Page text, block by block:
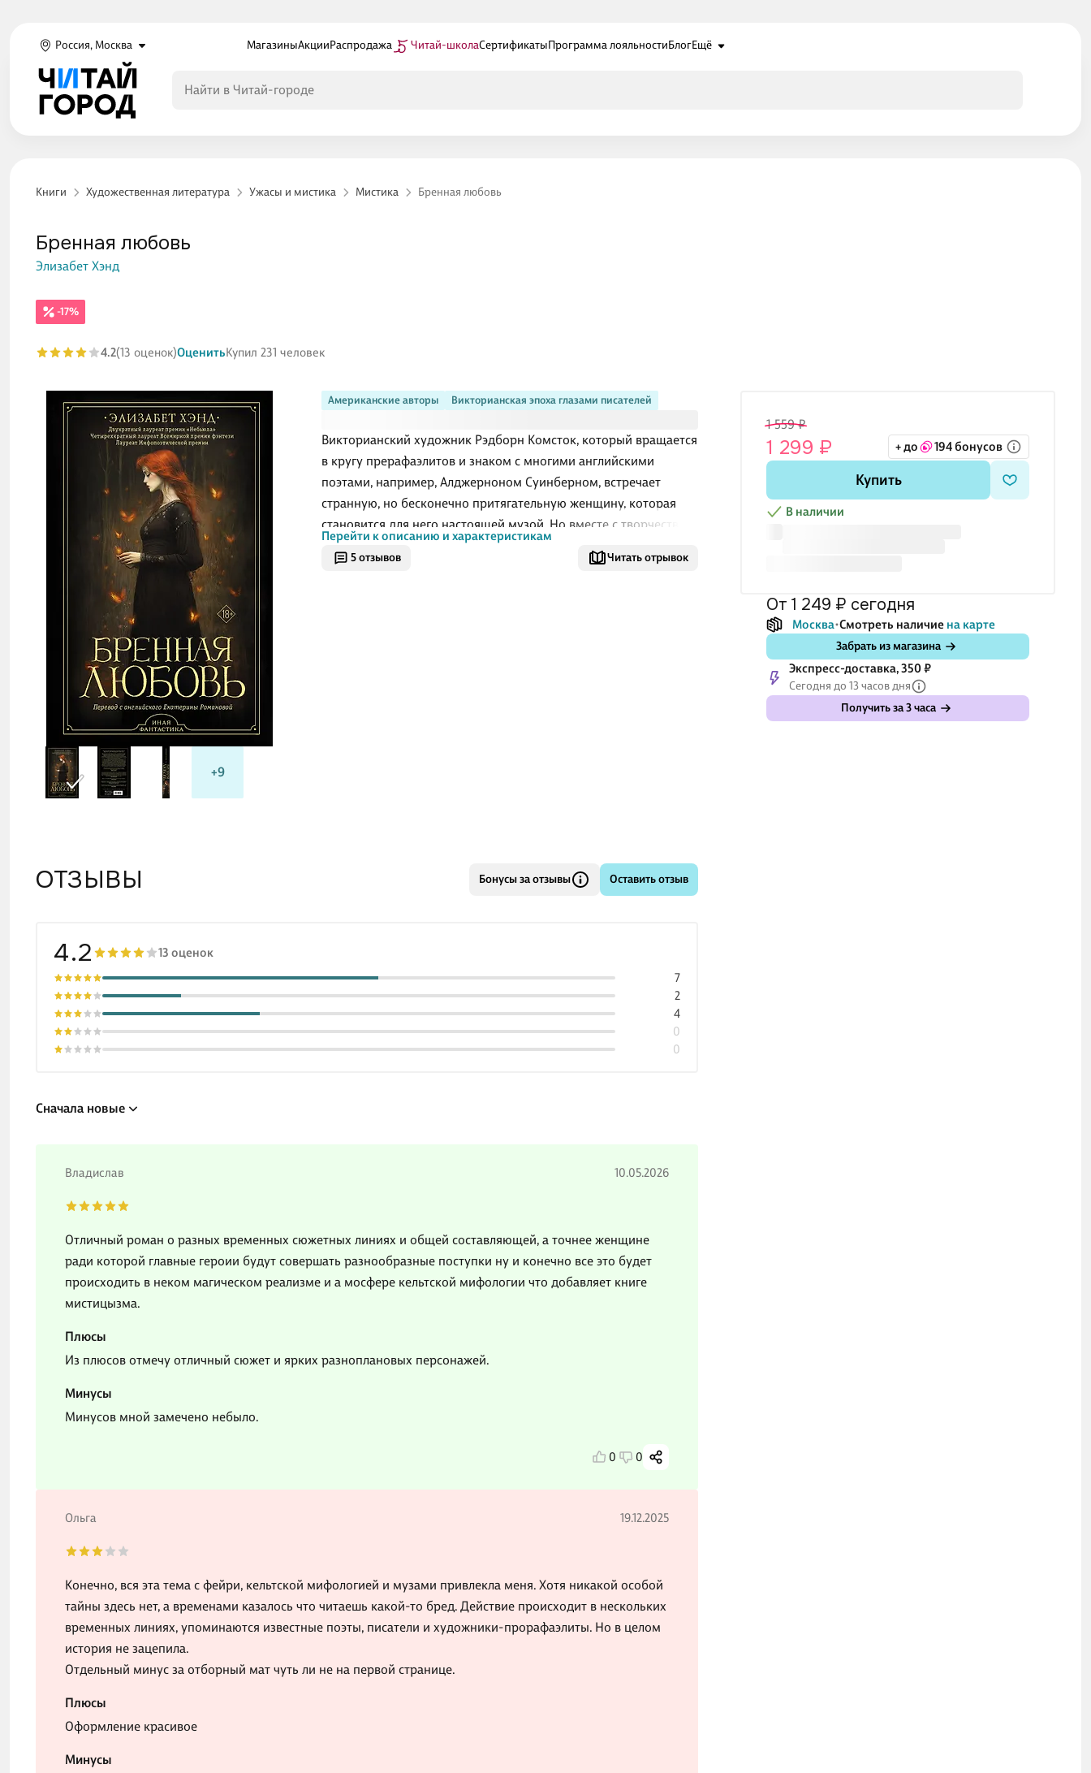
Россия, Москва МагазиныАкцииРаспродажа Читай-школаСертификатыПрограмма лояльностиБлогЕщё
Книги Художественная литература Ужасы и мистика Мистика Бренная любовь
+9
5 отзывов Читать отрывок
Американские авторы Викторианская эпоха глазами писателей
Викторианский художник Рэдборн Комсток, который вращается
в кругу прерафаэлитов и знаком с многими английскими
поэтами, например, Алджерноном Суинберном, встречает
странную, но бесконечно притягательную женщину, которая
становится для него настоящей музой. Но вместе с творчеством
в его жизнь властно вторгается сверхъестественное, а разум
постепенно омрачается безумием. В Лондоне 1990-х годов
Перейти к описанию и характеристикам
-17%
Бренная любовь
Элизабет Хэнд
4.2(13 оценок)ОценитьКупил 231 человек
1 559 ₽
1 299 ₽ + до 194 бонусов
Купить
В наличии
от 1 249 ₽ сегодня
Москва Смотреть наличие на карте
Забрать из магазина
Экспресс-доставка, 350 ₽
Сегодня до 13 часов дня
Получить за 3 часа
ОТЗЫВЫ Бонусы за отзывы Оставить отзыв
4.2 13 оценок
0
0
4
2
7
Сначала новые
Владислав 10.05.2026
Отличный роман о разных временных сюжетных линиях и общей составляющей, а точнее женщине
ради которой главные героии будут совершать разнообразные поступки ну и конечно все это будет
происходить в неком магическом реализме и а мосфере кельтской мифологии что добавляет книге
мистицызма.
Плюсы
Из плюсов отмечу отличный сюжет и ярких разноплановых персонажей.
Минусы
Минусов мной замечено небыло.
0 0
Ольга 19.12.2025
Конечно, вся эта тема с фейри, кельтской мифологией и музами привлекла меня. Хотя никакой особой
тайны здесь нет, а временами казалось что читаешь какой-то бред. Действие происходит в нескольких
временных линиях, упоминаются известные поэты, писатели и художники-прорафаэлиты. Но в целом
история не зацепила.
Отдельный минус за отборный мат чуть ли не на первой странице.
Плюсы
Оформление красивое
Минусы